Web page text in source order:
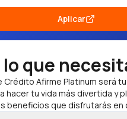
Aplicar
lo que
Crédito Afirme Platinum será
hacer tu vida más divertida y
beneficios que disfrutarás en